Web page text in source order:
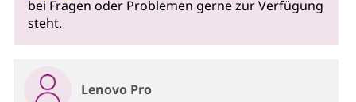
bei Fragen oder Problemen gerne zur Verfügung
steht.
Lenovo Pro